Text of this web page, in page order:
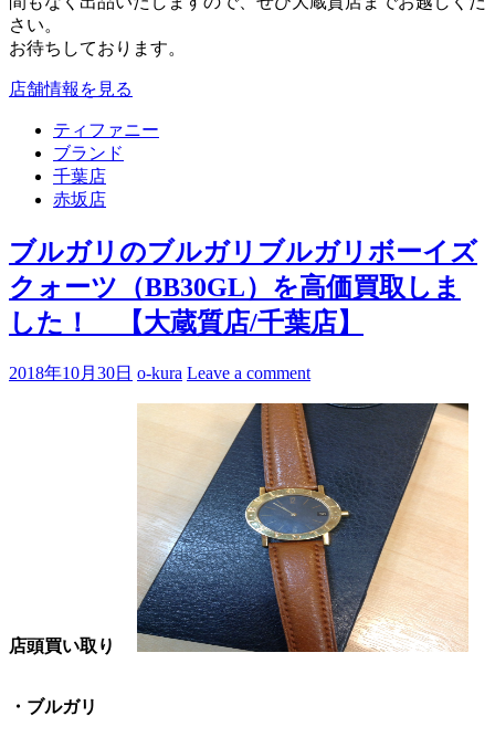
さい。
お待ちしております。
店舗情報を見る
ティファニー
ブランド
千葉店
赤坂店
ブルガリのブルガリブルガリボーイズ
クォーツ（BB30GL）を高価買取しま
した！ 【大蔵質店/千葉店】
2018年10月30日 o-kura Leave a comment
店頭買い取り
・ブルガリ